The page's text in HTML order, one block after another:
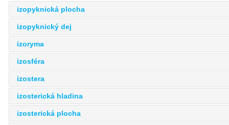
izopyknická plocha
izopyknický dej
izoryma
izosféra
izostera
izosterická hladina
izosterická plocha